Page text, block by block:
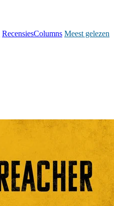
RecensiesColumns Meest gelezen